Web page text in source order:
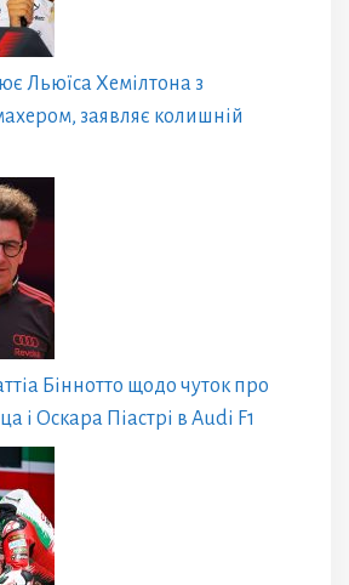
Льюїса Хемілтона з
заявляє колишній
Біннотто щодо чуток про
і Оскара Піастрі в Audi F1